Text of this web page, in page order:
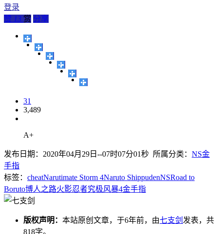
登录
赞 13 赏 分享
31
3,489
A+
发布日期：2020年04月29日--07时07分01秒 所属分类： NS金
手指
标签： cheatNarutimate Storm 4Naruto ShippudenNSRoad to
Boruto博人之路火影忍者究极风暴4金手指
版权声明： 本站原创文章，于6年前，由七支剑 发表，共
818字。